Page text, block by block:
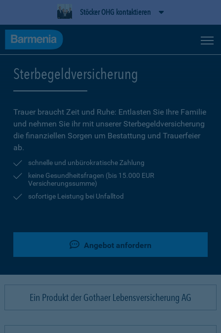
Stöcker OHG kontaktieren
Sterbegeldversicherung
Trauer braucht Zeit und Ruhe: Entlasten Sie Ihre Familie
und nehmen Sie ihr mit unserer Sterbegeldversicherung
die finanziellen Sorgen um Bestattung und Trauerfeier
ab.
schnelle und unbürokratische Zahlung
keine Gesundheitsfragen (bis 15.000 EUR
Versicherungssumme)
sofortige Leistung bei Unfalltod
Angebot anfordern
Ein Produkt der Gothaer Lebensversicherung AG